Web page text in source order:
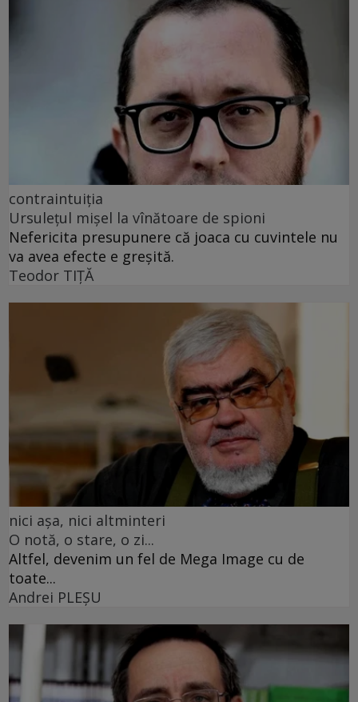
contraintuiția
Ursulețul mișel la vînătoare de spioni
Nefericita presupunere că joaca cu cuvintele nu
va avea efecte e greșită.
Teodor TIŢĂ
nici așa, nici altminteri
O notă, o stare, o zi...
Altfel, devenim un fel de Mega Image cu de
toate...
Andrei PLEŞU